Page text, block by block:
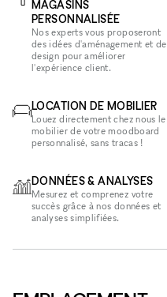
MAGASINS
PERSONNALISÉE
Nos experts vous proposeront
des idées d'aménagement et de
design pour améliorer
l'expérience client.
LOCATION DE MOBILIER
Louez directement chez nous le
mobilier de votre moodboard
personnalisé, sans tracas !
DONNÉES & ANALYSES
Mesurez et comprenez votre
succès grâce à nos données et
analyses simplifiées.